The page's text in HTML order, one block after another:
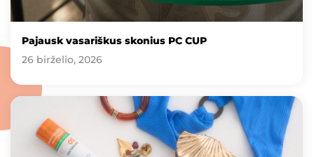
Pajausk vasariškus skonius PC CUP
26 birželio, 2026